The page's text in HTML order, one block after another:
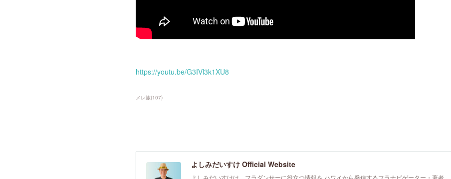
https://youtu.be/G3IVl3k1XU8
メレ旅(107)
よしみだいすけ Official Website
よしみだいすけは、フラダンサーに役立つ情報を ハワイから発信するフラナビゲーター・著者